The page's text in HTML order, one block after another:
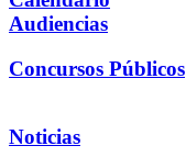
Audiencias
Concursos Públicos
Noticias